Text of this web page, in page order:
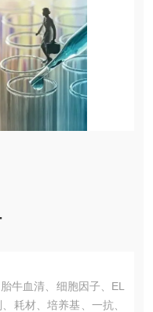
牛血清、细胞因子、EL
耗材、培养基、一抗、